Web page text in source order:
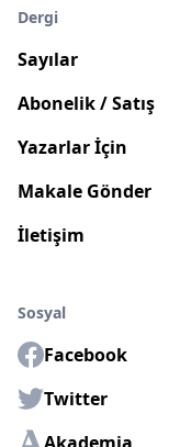
Dergi
Sayılar
Abonelik / Satış
Yazarlar İçin
Makale Gönder
İletişim
Sosyal
Facebook
Twitter